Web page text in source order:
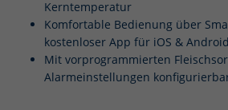
Kerntemperatur
Komfortable Bedienung über
kostenloser App für iOS & Android
Mit vorprogrammierten
Alarmeinstellungen